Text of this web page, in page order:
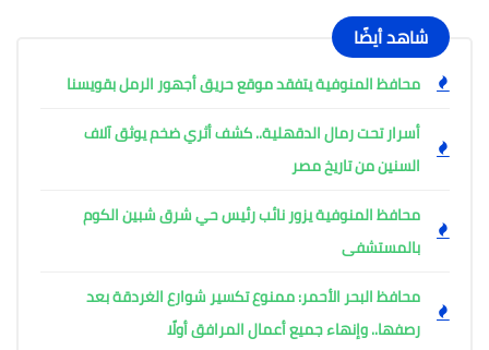
شاهد أيضًا
محافظ المنوفية يتفقد موقع حريق أجهور الرمل بقويسنا
أسرار تحت رمال الدقهلية.. كشف أثري ضخم يوثق آلاف
السنين من تاريخ مصر
محافظ المنوفية يزور نائب رئيس حي شرق شبين الكوم
بالمستشفى
محافظ البحر الأحمر: ممنوع تكسير شوارع الغردقة بعد
رصفها.. وإنهاء جميع أعمال المرافق أولًا